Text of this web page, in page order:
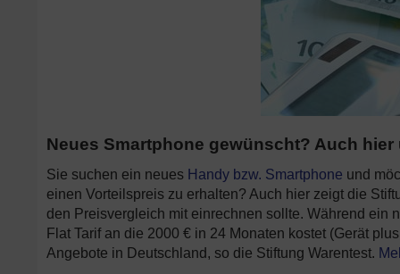
Neues Smartphone gewünscht? Auch
Sie suchen ein neues Handy bzw. Smartphone und
einen Vorteilspreis zu erhalten? Auch hier zeigt die
den Preisvergleich mit einrechnen sollte. Während ein
Flat Tarif an die 2000 € in 24 Monaten kostet (Gerät
Angebote in Deutschland, so die Stiftung Warentest.